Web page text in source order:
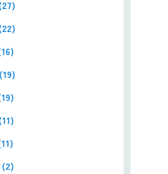
(2)